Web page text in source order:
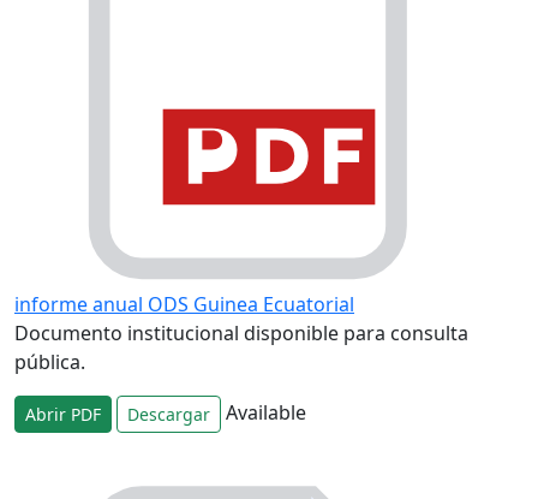
informe anual ODS Guinea Ecuatorial
Documento institucional disponible para consulta
pública.
Abrir PDF Descargar Available